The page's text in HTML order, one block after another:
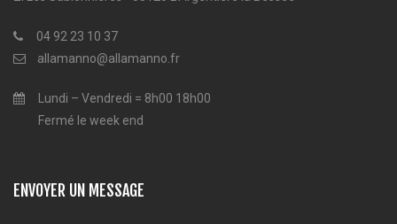
04 92 23 10 37
allamanno@allamanno.fr
Lundi – Vendredi = 8h00 18h00
Fermé le week end
ENVOYER UN MESSAGE